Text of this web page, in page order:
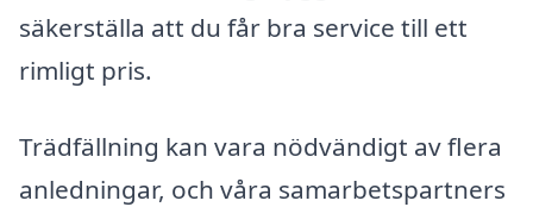
säkerställa att du får bra service till ett
rimligt pris.
Trädfällning kan vara nödvändigt av flera
anledningar, och våra samarbetspartners